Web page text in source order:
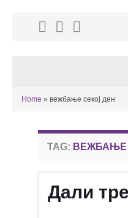
Home » вежбање секој ден
TAG: ВЕЖБАЊЕ
Дали